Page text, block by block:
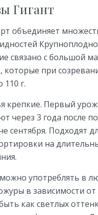
Гигант
объединяет
связано с большой
которые при
110 г.
крепкие. Первый
через 3 года после
сентября. Подходят
на
употреблять в
в зависимости
как светлых